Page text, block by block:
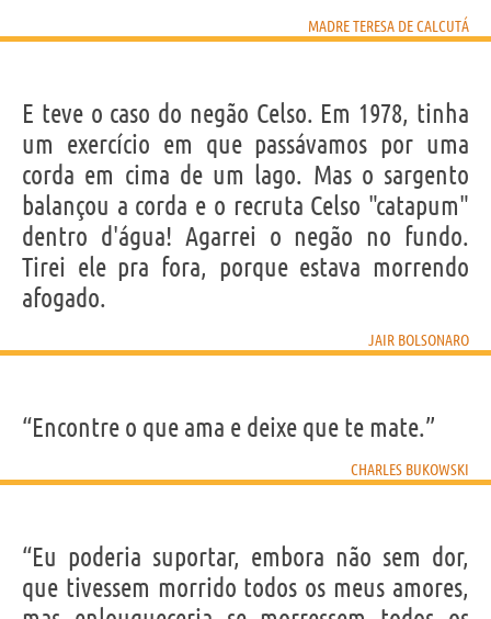
MADRE TERESA DE CALCUTÁ
E teve o caso do negão Celso. Em 1978, tinha
um exercício em que passávamos por uma
corda em cima de um lago. Mas o sargento
balançou a corda e o recruta Celso "catapum"
dentro d'água! Agarrei o negão no fundo.
Tirei ele pra fora, porque estava morrendo
afogado.
JAIR BOLSONARO
“Encontre o que ama e deixe que te mate.”
CHARLES BUKOWSKI
“Eu poderia suportar, embora não sem dor,
que tivessem morrido todos os meus amores,